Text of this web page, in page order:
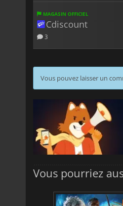
MAGASIN OFFICIEL
Cdiscount
3
Vous pouvez laisser un
Vous pourriez